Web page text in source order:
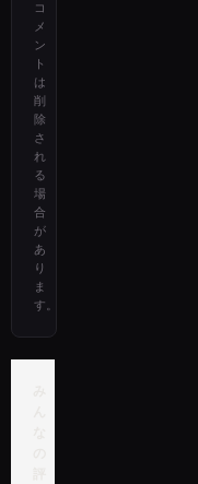
コ
メ
ン
ト
は
削
除
さ
れ
る
場
合
が
あ
り
ま
す。